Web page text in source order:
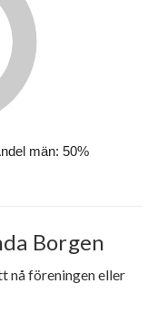
män: 50%
Borgen
nå föreningen eller